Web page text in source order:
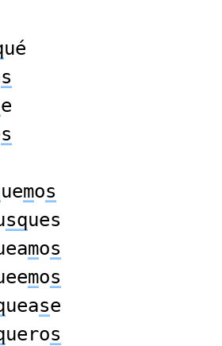
ué
s
e
s
uemos
sques
mos
mos
uease
ueros